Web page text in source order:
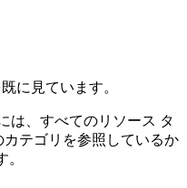
に見ています。
は、すべてのリソース タ
テゴリを参照しているか